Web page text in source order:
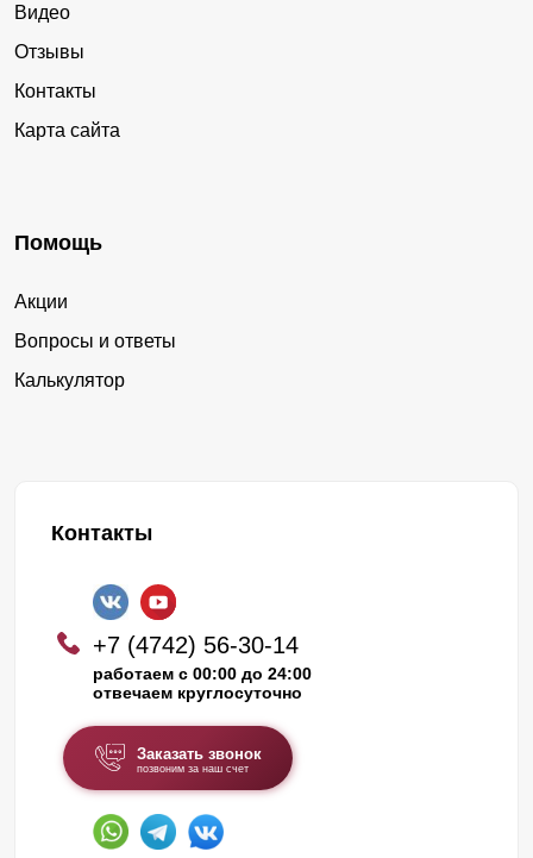
Видео
Отзывы
Контакты
Карта сайта
Помощь
Акции
Вопросы и ответы
Калькулятор
Контакты
+7 (4742) 56-30-14
работаем с 00:00 до 24:00
отвечаем круглосуточно
Заказать звонок
позвоним за наш счет